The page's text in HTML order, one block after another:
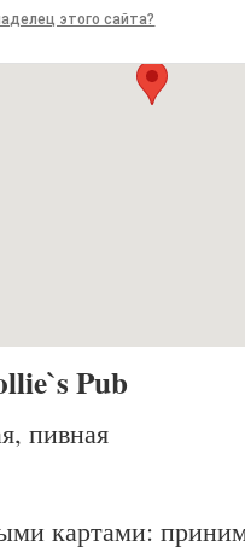
этого сайта?
Pub
пивная
картами: